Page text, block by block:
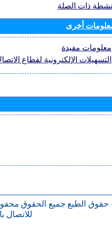
ذات الصلة
أخرى
معلومات مفيدة
التسهيلات الإلكترونية لقطاع
حقوق الطبع جميع الحقوق